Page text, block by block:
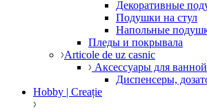
Декоративные
Подушки на стул
Напольные
Пледы и покрывала
Articole de uz casnic
Аксессуары для ванной
Диспенсеры,
Hobby | Creație